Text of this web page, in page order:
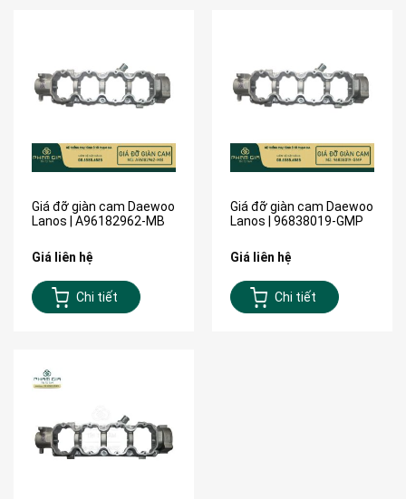
Giá đỡ giàn cam Daewoo
Lanos | A96182962-MB
Giá liên hệ
Chi tiết
Giá đỡ giàn cam Daewoo
Lanos | 96838019-GMP
Giá liên hệ
Chi tiết